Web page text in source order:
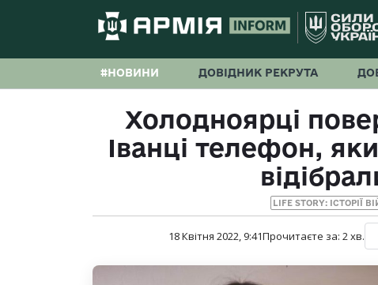
#НОВИНИ ДОВІДНИК РЕКРУТА
Холодноярці
Іванці телефон,
LIFE STORY: ІСТОРІЇ
18 Квітня 2022, 9:41Прочитаєте за: 2хв.